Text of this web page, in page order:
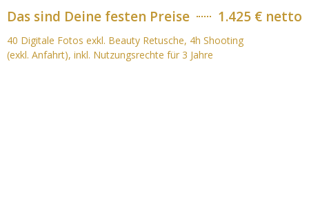
Das sind Deine festen Preise 1.425 € netto
40 Digitale Fotos exkl. Beauty Retusche, 4h Shooting
(exkl. Anfahrt), inkl. Nutzungsrechte für 3 Jahre